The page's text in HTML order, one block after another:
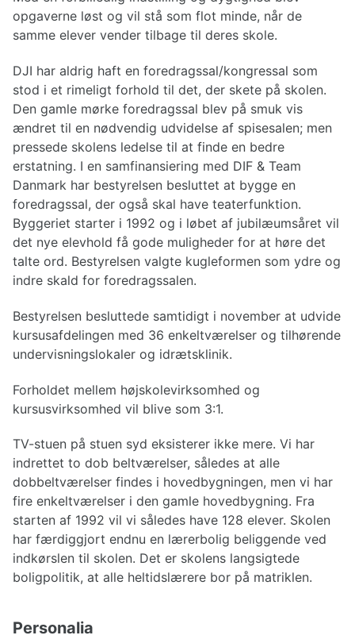
opgaverne løst og vil stå som flot minde, når de
samme elever vender tilbage til deres skole.
DJI har aldrig haft en foredragssal/kongressal som
stod i et rimeligt forhold til det, der skete på skolen.
Den gamle mørke foredragssal blev på smuk vis
ændret til en nødvendig udvidelse af spisesalen; men
pressede skolens ledelse til at finde en bedre
erstatning. I en samfinansiering med DIF & Team
Danmark har bestyrelsen besluttet at bygge en
foredragssal, der også skal have teaterfunktion.
Byggeriet starter i 1992 og i løbet af jubilæumsåret vil
det nye elevhold få gode muligheder for at høre det
talte ord. Bestyrelsen valgte kugleformen som ydre og
indre skald for foredragssalen.
Bestyrelsen besluttede samtidigt i november at udvide
kursusafdelingen med 36 enkeltværelser og tilhørende
undervisningslokaler og idrætsklinik.
Forholdet mellem højskolevirksomhed og
kursusvirksomhed vil blive som 3:1.
TV-stuen på stuen syd eksisterer ikke mere. Vi har
indrettet to dob beltværelser, således at alle
dobbeltværelser findes i hovedbygningen, men vi har
fire enkeltværelser i den gamle hovedbygning. Fra
starten af 1992 vil vi således have 128 elever. Skolen
har færdiggjort endnu en lærerbolig beliggende ved
indkørslen til skolen. Det er skolens langsigtede
boligpolitik, at alle heltidslærere bor på matriklen.
Personalia